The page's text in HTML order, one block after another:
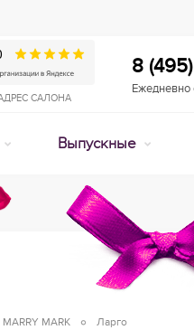
САЛОНА
8
Ежедневно
Выпускные
MARRY MARK Ларго